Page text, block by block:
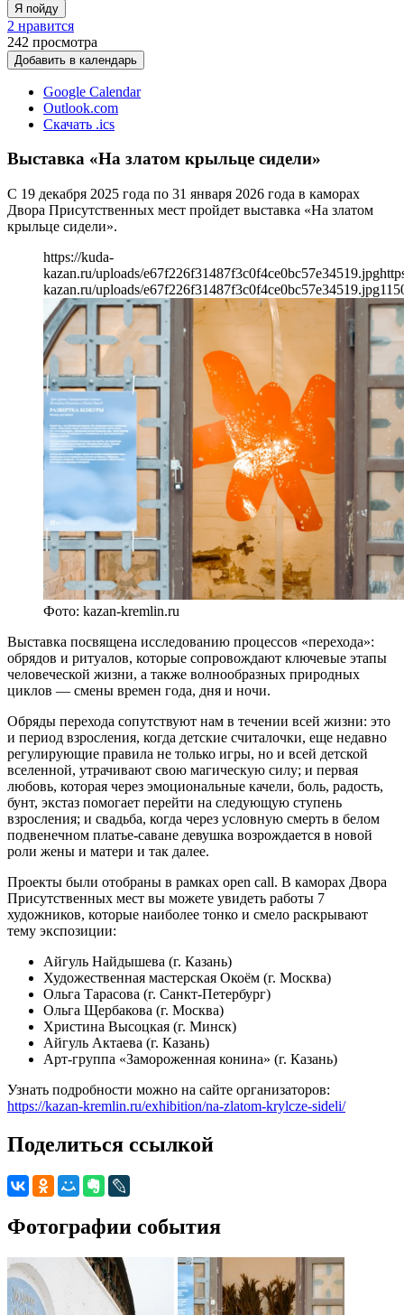
Я пойду
2 нравится
242 просмотра
Добавить в календарь
Google Calendar
Outlook.com
Скачать .ics
Выставка «На златом крыльце сидели»
С 19 декабря 2025 года по 31 января 2026 года в каморах
Двора Присутственных мест пройдет выставка «На златом
крыльце сидели».
https://kuda-
kazan.ru/uploads/e67f226f31487f3c0f4ce0bc57e34519.jpg
kazan.ru/uploads/e67f226f31487f3c0f4ce0bc57e34519.jpg
Фото: kazan-kremlin.ru
Выставка посвящена исследованию процессов «перехода»:
обрядов и ритуалов, которые сопровождают ключевые этапы
человеческой жизни, а также волнообразных природных
циклов — смены времен года, дня и ночи.
Обряды перехода сопутствуют нам в течении всей жизни: это
и период взросления, когда детские считалочки, еще недавно
регулирующие правила не только игры, но и всей детской
вселенной, утрачивают свою магическую силу; и первая
любовь, которая через эмоциональные качели, боль, радость,
бунт, экстаз помогает перейти на следующую ступень
взросления; и свадьба, когда через условную смерть в белом
подвенечном платье-саване девушка возрождается в новой
роли жены и матери и так далее.
Проекты были отобраны в рамках open call. В каморах Двора
Присутственных мест вы можете увидеть работы 7
художников, которые наиболее тонко и смело раскрывают
тему экспозиции:
Айгуль Найдышева (г. Казань)
Художественная мастерская Окоём (г. Москва)
Ольга Тарасова (г. Санкт-Петербург)
Ольга Щербакова (г. Москва)
Христина Высоцкая (г. Минск)
Айгуль Актаева (г. Казань)
Арт-группа «Замороженная конина» (г. Казань)
Узнать подробности можно на сайте организаторов:
https://kazan-kremlin.ru/exhibition/na-zlatom-krylcze-sideli/
Поделиться ссылкой
Фотографии события